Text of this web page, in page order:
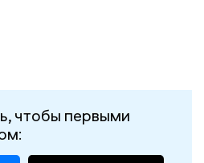
чтобы первыми